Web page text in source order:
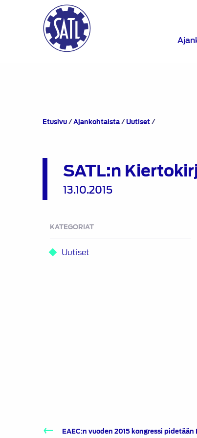
Etusivu/Ajankohtaista/Uutiset/SATL:n
SATL:n
13.10.2015
KATEGORIAT
Uutiset
Artikkelien
EAEC:n vuoden 2015 kongressi pidetään